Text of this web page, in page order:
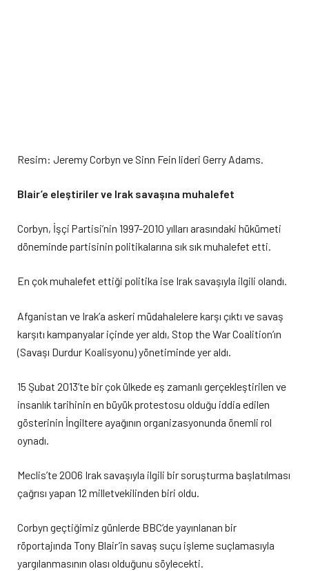
Resim: Jeremy Corbyn ve Sinn Fein lideri Gerry Adams.
Blair’e eleştiriler ve Irak savaşına muhalefet
Corbyn, İşçi Partisi’nin 1997-2010 yılları arasındaki hükümeti
döneminde partisinin politikalarına sık sık muhalefet etti.
En çok muhalefet ettiği politika ise Irak savaşıyla ilgili olandı.
Afganistan ve Irak’a askeri müdahalelere karşı çıktı ve savaş
karşıtı kampanyalar içinde yer aldı, Stop the War Coalition’ın
(Savaşı Durdur Koalisyonu) yönetiminde yer aldı.
15 Şubat 2013’te bir çok ülkede eş zamanlı gerçekleştirilen ve
insanlık tarihinin en büyük protestosu olduğu iddia edilen
gösterinin İngiltere ayağının organizasyonunda önemli rol
oynadı.
Meclis’te 2006 Irak savaşıyla ilgili bir soruşturma başlatılması
çağrısı yapan 12 milletvekilinden biri oldu.
Corbyn geçtiğimiz günlerde BBC’de yayınlanan bir
röportajında Tony Blair’in savaş suçu işleme suçlamasıyla
yargılanmasının olası olduğunu söylecekti.